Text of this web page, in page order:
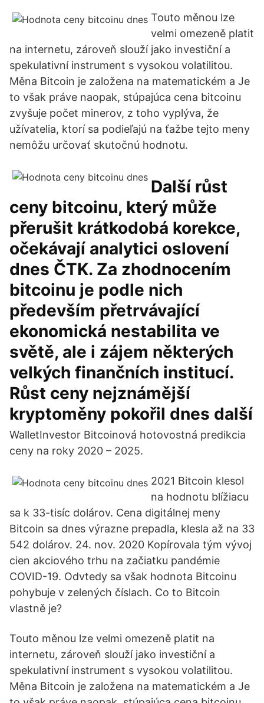
Touto měnou lze
velmi omezeně platit
na internetu, zároveň slouží jako investiční a
spekulativní instrument s vysokou volatilitou.
Měna Bitcoin je založena na matematickém a Je
to však práve naopak, stúpajúca cena bitcoinu
zvyšuje počet minerov, z toho vyplýva, že
užívatelia, ktorí sa podieľajú na ťažbe tejto meny
nemôžu určovať skutočnú hodnotu.
Další růst
ceny bitcoinu, který může
přerušit krátkodobá korekce,
očekávají analytici oslovení
dnes ČTK. Za zhodnocením
bitcoinu je podle nich
především přetrvávající
ekonomická nestabilita ve
světě, ale i zájem některých
velkých finančních institucí.
Růst ceny nejznámější
kryptoměny pokořil dnes další
WalletInvestor Bitcoinová hotovostná predikcia
ceny na roky 2020 – 2025.
2021 Bitcoin klesol
na hodnotu blížiacu
sa k 33-tisíc dolárov. Cena digitálnej meny
Bitcoin sa dnes výrazne prepadla, klesla až na 33
542 dolárov. 24. nov. 2020 Kopírovala tým vývoj
cien akciového trhu na začiatku pandémie
COVID-19. Odvtedy sa však hodnota Bitcoinu
pohybuje v zelených číslach. Co to Bitcoin
vlastně je?
Touto měnou lze velmi omezeně platit na
internetu, zároveň slouží jako investiční a
spekulativní instrument s vysokou volatilitou.
Měna Bitcoin je založena na matematickém a Je